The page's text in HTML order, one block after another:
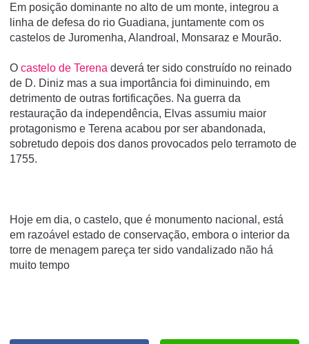
Em posição dominante no alto de um monte, integrou a
linha de defesa do rio Guadiana, juntamente com os
castelos de Juromenha, Alandroal, Monsaraz e Mourão.
O castelo de Terena deverá ter sido construído no reinado
de D. Diniz mas a sua importância foi diminuindo, em
detrimento de outras fortificações. Na guerra da
restauração da independência, Elvas assumiu maior
protagonismo e Terena acabou por ser abandonada,
sobretudo depois dos danos provocados pelo terramoto de
1755.
Hoje em dia, o castelo, que é monumento nacional, está
em razoável estado de conservação, embora o interior da
torre de menagem pareça ter sido vandalizado não há
muito tempo